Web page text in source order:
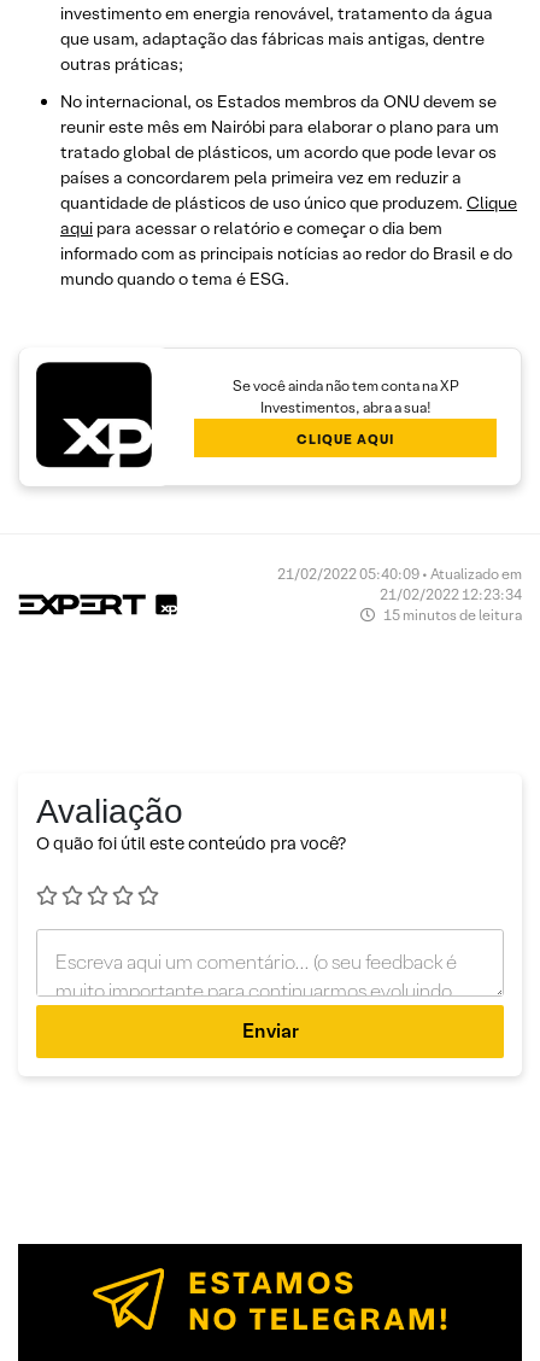
investimento em energia renovável, tratamento da água
que usam, adaptação das fábricas mais antigas, dentre
outras práticas;
No internacional, os Estados membros da ONU devem se
reunir este mês em Nairóbi para elaborar o plano para um
tratado global de plásticos, um acordo que pode levar os
países a concordarem pela primeira vez em reduzir a
quantidade de plásticos de uso único que produzem. Clique
aqui para acessar o relatório e começar o dia bem
informado com as principais notícias ao redor do Brasil e do
mundo quando o tema é ESG.
Se você ainda não tem conta na XP
Investimentos, abra a sua!
CLIQUE AQUI
21/02/2022 05:40:09 • Atualizado em
21/02/2022 12:23:34
15 minutos de leitura
Avaliação
O quão foi útil este conteúdo pra você?
Enviar